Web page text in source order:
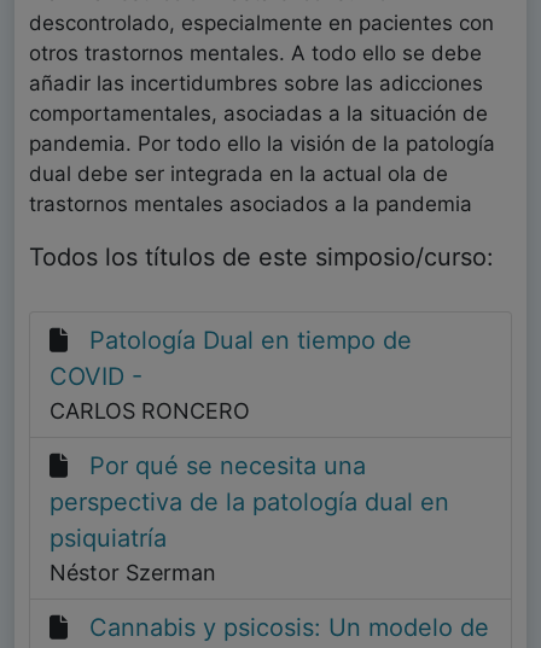
descontrolado, especialmente en pacientes con
otros trastornos mentales. A todo ello se debe
añadir las incertidumbres sobre las adicciones
comportamentales, asociadas a la situación de
pandemia. Por todo ello la visión de la patología
dual debe ser integrada en la actual ola de
trastornos mentales asociados a la pandemia
Todos los títulos de este simposio/curso:
Patología Dual en tiempo de
COVID -
CARLOS RONCERO
Por qué se necesita una
perspectiva de la patología dual en
psiquiatría
Néstor Szerman
Cannabis y psicosis: Un modelo de